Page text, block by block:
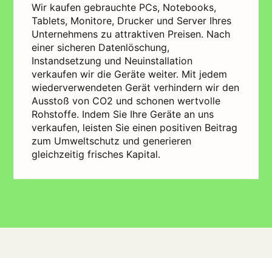
Wir kaufen gebrauchte PCs, Notebooks,
Tablets, Monitore, Drucker und Server Ihres
Unternehmens zu attraktiven Preisen. Nach
einer sicheren Datenlöschung,
Instandsetzung und Neuinstallation
verkaufen wir die Geräte weiter. Mit jedem
wiederverwendeten Gerät verhindern wir den
Ausstoß von CO2 und schonen wertvolle
Rohstoffe. Indem Sie Ihre Geräte an uns
verkaufen, leisten Sie einen positiven Beitrag
zum Umweltschutz und generieren
gleichzeitig frisches Kapital.